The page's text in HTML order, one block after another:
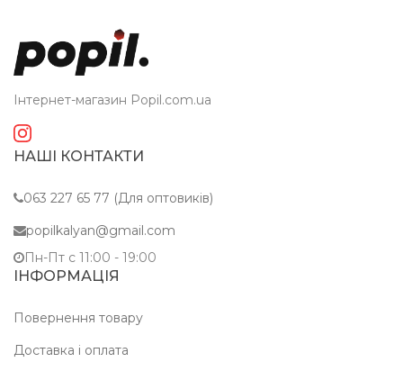
Інтернет-магазин Popil.com.ua
НАШІ КОНТАКТИ
063 227 65 77 (Для оптовиків)
popilkalyan@gmail.com
Пн-Пт c 11:00 - 19:00
ІНФОРМАЦІЯ
Повернення товару
Доставка і оплата